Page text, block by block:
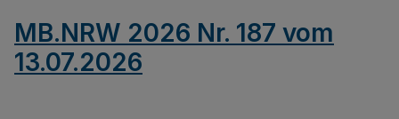
MB.NRW 2026 Nr. 187 vom
13.07.2026